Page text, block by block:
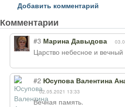
Добавить комментарий
Комментарии
#3 Марина Давыдова
Царство небесное и вечный
#2 Юсупова Валентина
02.05.2021 13:33
Вечная память.